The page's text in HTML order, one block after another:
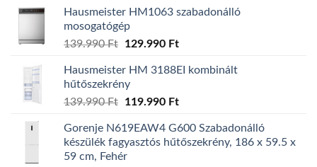
Hausmeister HM1063 szabadonálló
mosogatógép
139.990Ft
Original
was:
139.990 Ft.
129.990 FtCurrent
is:
Hausmeister HM 3188EI kombinált
hűtőszekrény
139.990Ft
Original
was:
139.990 Ft.
119.990 FtCurrent
is:
119.990 Ft.
Gorenje N619EAW4 G600 Szabadonálló
készülék fagyasztós hűtőszekrény, 186 x 59.5 x
59 cm, Fehér